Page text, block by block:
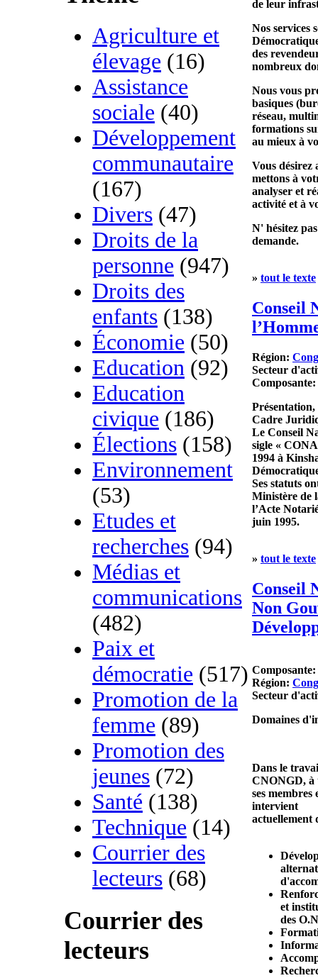
Agriculture et
élevage (16)
Assistance
sociale (40)
Développement
communautaire
(167)
Divers (47)
Droits de la
personne (947)
Droits des
enfants (138)
Économie (50)
Education (92)
Education
civique (186)
Élections (158)
Environnement
(53)
Etudes et
recherches (94)
Médias et
communications
(482)
Paix et
démocratie (517)
Promotion de la
femme (89)
Promotion des
jeunes (72)
Santé (138)
Technique (14)
Courrier des
lecteurs (68)
Courrier des
lecteurs
de leur
Nos services
des
nombreux
Nous vous
basiques
réseau,
formations
au mieux à
Vous désirez
mettons à
analyser et
activité et à
N' hésitez
demande.
» tout le texte
Conseil
Région:
Secteur
Composante:
Cadre
Le Conseil
sigle «
1994 à
Ses statuts
Ministère de
l’Acte
juin 1995.
» tout le texte
Conseil
Non
Composante:
Région:
Secteur
Domaines
Dans le
CNONGD, à
ses
intervient
actuellement
et
des